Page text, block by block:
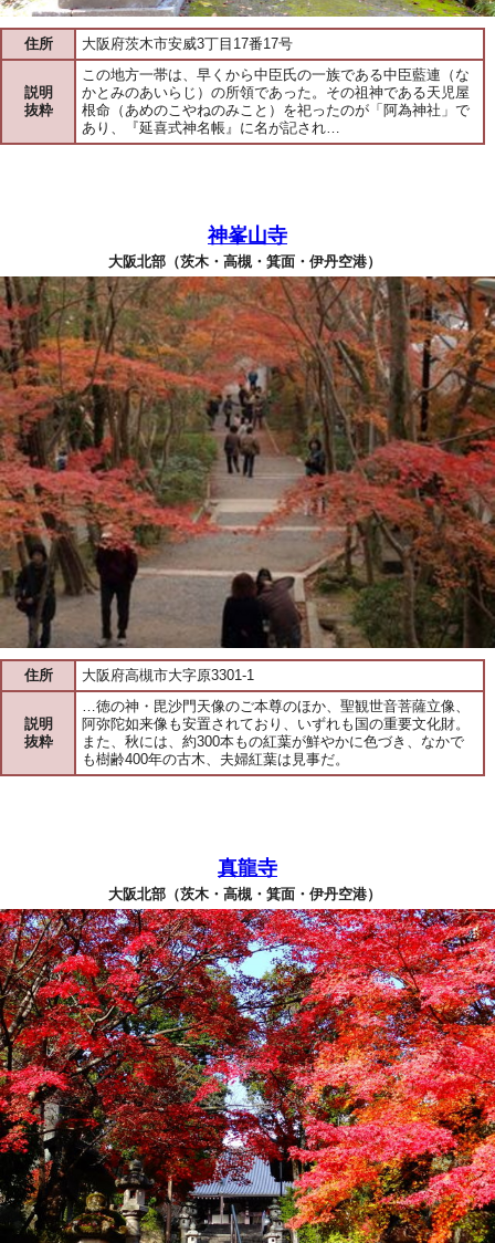
住所 大阪府茨木市安威3丁目17番17号
説明
抜粋
この地方一帯は、早くから中臣氏の一族である中臣藍連（な
かとみのあいらじ）の所領であった。その祖神である天児屋
根命（あめのこやねのみこと）を祀ったのが「阿為神社」で
あり、『延喜式神名帳』に名が記され…
神峯山寺
大阪北部（茨木・高槻・箕面・伊丹空港）
住所 大阪府高槻市大字原3301-1
説明
抜粋
…徳の神・毘沙門天像のご本尊のほか、聖観世音菩薩立像、
阿弥陀如来像も安置されており、いずれも国の重要文化財。
また、秋には、約300本もの紅葉が鮮やかに色づき、なかで
も樹齢400年の古木、夫婦紅葉は見事だ。
真龍寺
大阪北部（茨木・高槻・箕面・伊丹空港）